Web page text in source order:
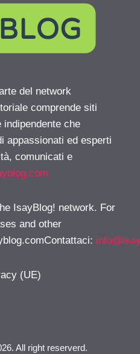
del network
comprende siti
che
appassionati ed esperti
comunicati e
IsayBlog! network. For
and other
:
(UE)
All right reserverd.